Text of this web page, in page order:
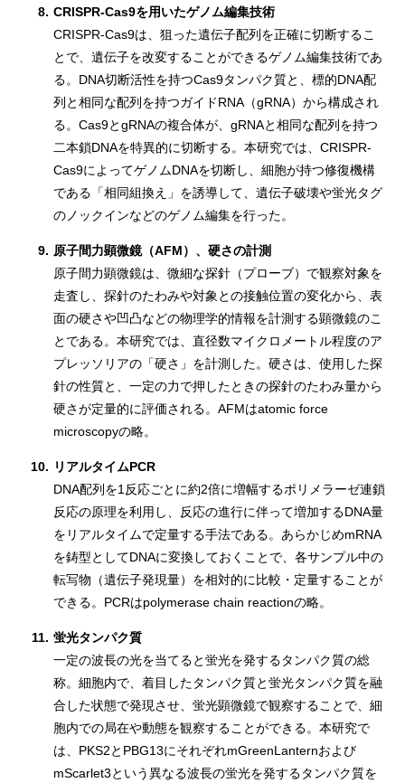
8. CRISPR-Cas9を用いたゲノム編集技術
CRISPR-Cas9は、狙った遺伝子配列を正確に切断するこ
とで、遺伝子を改変することができるゲノム編集技術であ
る。DNA切断活性を持つCas9タンパク質と、標的DNA配
列と相同な配列を持つガイドRNA（gRNA）から構成され
る。Cas9とgRNAの複合体が、gRNAと相同な配列を持つ
二本鎖DNAを特異的に切断する。本研究では、CRISPR-
Cas9によってゲノムDNAを切断し、細胞が持つ修復機構
である「相同組換え」を誘導して、遺伝子破壊や蛍光タグ
のノックインなどのゲノム編集を行った。
9. 原子間力顕微鏡（AFM）、硬さの計測
原子間力顕微鏡は、微細な探針（プローブ）で観察対象を
走査し、探針のたわみや対象との接触位置の変化から、表
面の硬さや凹凸などの物理学的情報を計測する顕微鏡のこ
とである。本研究では、直径数マイクロメートル程度のア
プレッソリアの「硬さ」を計測した。硬さは、使用した探
針の性質と、一定の力で押したときの探針のたわみ量から
硬さが定量的に評価される。AFMはatomic force
microscopyの略。
10. リアルタイムPCR
DNA配列を1反応ごとに約2倍に増幅するポリメラーゼ連鎖
反応の原理を利用し、反応の進行に伴って増加するDNA量
をリアルタイムで定量する手法である。あらかじめmRNA
を鋳型としてDNAに変換しておくことで、各サンプル中の
転写物（遺伝子発現量）を相対的に比較・定量することが
できる。PCRはpolymerase chain reactionの略。
11. 蛍光タンパク質
一定の波長の光を当てると蛍光を発するタンパク質の総
称。細胞内で、着目したタンパク質と蛍光タンパク質を融
合した状態で発現させ、蛍光顕微鏡で観察することで、細
胞内での局在や動態を観察することができる。本研究で
は、PKS2とPBG13にそれぞれmGreenLanternおよび
mScarlet3という異なる波長の蛍光を発するタンパク質を